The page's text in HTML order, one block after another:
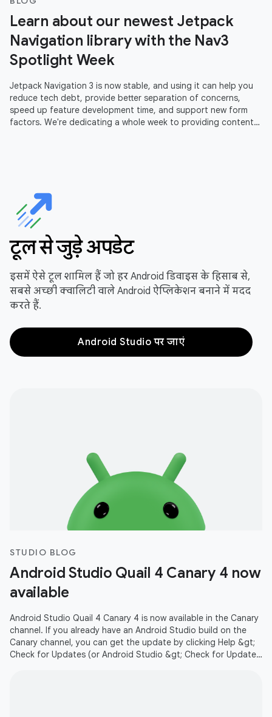
Learn about our newest Jetpack
Navigation library with the Nav3
Spotlight Week
Jetpack Navigation 3 is now stable, and using it can help you
reduce tech debt, provide better separation of concerns,
speed up feature development time, and support new form
factors. We're dedicating a whole week to providing content
टूल से जुड़े अपडेट
इसमें ऐसे टूल शामिल हैं जो हर Android डिवाइस के हिसाब से,
सबसे अच्छी क्वालिटी वाले Android ऐप्लिकेशन बनाने में मदद
करते हैं.
Android Studio पर जाएं
STUDIO BLOG
Android Studio Quail 4 Canary 4 now
available
Android Studio Quail 4 Canary 4 is now available in the Canary
channel. If you already have an Android Studio build on the
Canary channel, you can get the update by clicking Help &gt;
Check for Updates (or Android Studio &gt; Check for Updates